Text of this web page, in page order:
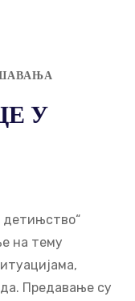
У
детињство“
на тему
Предавање су